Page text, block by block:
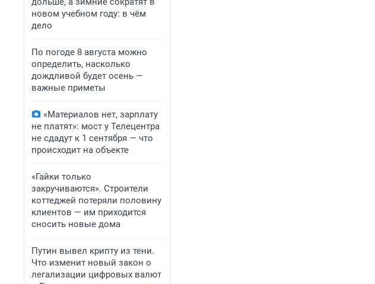
новом учебном году: в чём
дело
По погоде 8 августа можно
определить, насколько
дождливой будет осень —
важные приметы
«Материалов нет, зарплату
не платят»: мост у Телецентра
не сдадут к 1 сентября — что
происходит на объекте
«Гайки только
закручиваются». Строители
коттеджей потеряли половину
клиентов — им приходится
сносить новые дома
Путин вывел крипту из тени.
Что изменит новый закон о
легализации цифровых валют